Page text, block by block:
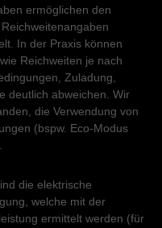
ermöglichen den
In der Praxis können
Reichweiten je nach
Zuladung,
deutlich abweichen. Wir
die Verwendung von
(bspw. Eco-Modus
die elektrische
welche mit der
ermittelt werden (für